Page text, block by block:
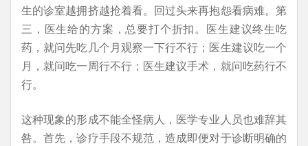
生的诊室越拥挤越抢着看。回过头来再抱怨看病难。第
三，医生给的方案，总要打个折扣。医生建议终生吃
药，就问先吃几个月观察一下行不行；医生建议吃一个
月，就问吃一周行不行；医生建议手术，就问吃药行不
行。
这种现象的形成不能全怪病人，医学专业人员也难辞其
咎。首先，诊疗手段不规范，造成即便对于诊断明确的